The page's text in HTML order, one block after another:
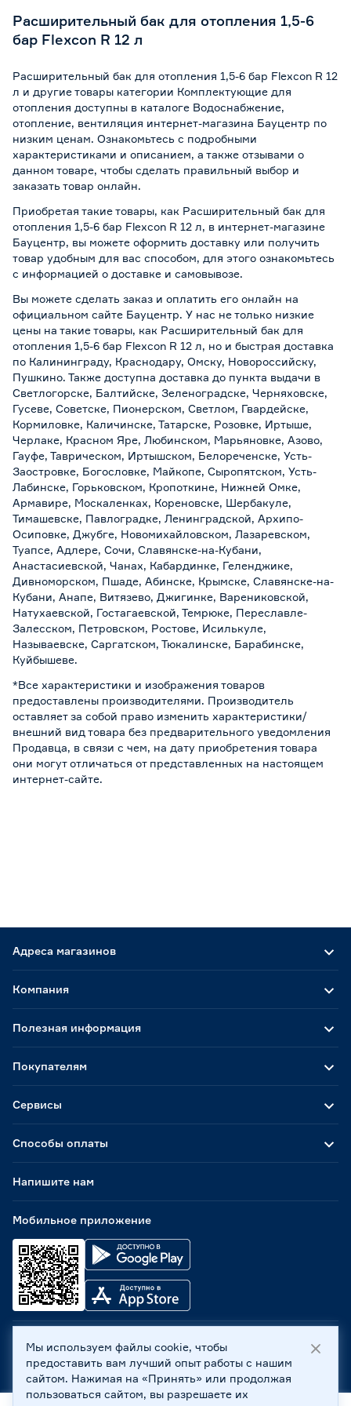
Расширительный бак для отопления 1,5-6
бар Flexcon R 12 л
Расширительный бак для отопления 1,5-6 бар Flexcon R 12
л и другие товары категории Комплектующие для
отопления доступны в каталоге Водоснабжение,
отопление, вентиляция интернет-магазина Бауцентр по
низким ценам. Ознакомьтесь с подробными
характеристиками и описанием, а также отзывами о
данном товаре, чтобы сделать правильный выбор и
заказать товар онлайн.
Приобретая такие товары, как Расширительный бак для
отопления 1,5-6 бар Flexcon R 12 л, в интернет-магазине
Бауцентр, вы можете оформить доставку или получить
товар удобным для вас способом, для этого ознакомьтесь
с информацией о доставке и самовывозе.
Вы можете сделать заказ и оплатить его онлайн на
официальном сайте Бауцентр. У нас не только низкие
цены на такие товары, как Расширительный бак для
отопления 1,5-6 бар Flexcon R 12 л, но и быстрая доставка
по Калининграду, Краснодару, Омску, Новороссийску,
Пушкино. Также доступна доставка до пункта выдачи в
Светлогорске, Балтийске, Зеленоградске, Черняховске,
Гусеве, Советске, Пионерском, Светлом, Гвардейске,
Кормиловке, Каличинске, Татарске, Розовке, Иртыше,
Черлаке, Красном Яре, Любинском, Марьяновке, Азово,
Гауфе, Таврическом, Иртышском, Белореченске, Усть-
Заостровке, Богословке, Майкопе, Сыропятском, Усть-
Лабинске, Горьковском, Кропоткине, Нижней Омке,
Армавире, Москаленках, Кореновске, Шербакуле,
Тимашевске, Павлоградке, Ленинградской, Архипо-
Осиповке, Джубге, Новомихайловском, Лазаревском,
Туапсе, Адлере, Сочи, Славянске-на-Кубани,
Анастасиевской, Чанах, Кабардинке, Геленджике,
Дивноморском, Пшаде, Абинске, Крымске, Славянске-на-
Кубани, Анапе, Витязево, Джигинке, Варениковской,
Натухаевской, Гостагаевской, Темрюке, Переславле-
Залесском, Петровском, Ростове, Исилькуле,
Называевске, Саргатском, Тюкалинске, Барабинске,
Куйбышеве.
*Все характеристики и изображения товаров
предоставлены производителями. Производитель
оставляет за собой право изменить характеристики/
внешний вид товара без предварительного уведомления
Продавца, в связи с чем, на дату приобретения товара
они могут отличаться от представленных на настоящем
интернет-сайте.
Адреса магазинов
Способы оплаты
Мобильное приложение
Компания
Полезная информация
Покупателям
Сервисы
Напишите нам
ООО «Бауцентр Рус» 2004 -2026, 236029, г. Калининград,
ул. А.Невского, 205. ИНН 7702596813, КПП 390601001 ©
Все права защищены
Политика обработки персональных данных
Мы используем файлы cookie, чтобы
предоставить вам лучший опыт работы с нашим
сайтом. Нажимая на «Принять» или продолжая
пользоваться сайтом, вы разрешаете их